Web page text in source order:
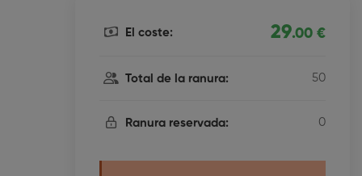
El coste: 29.00 €
Total de la ranura: 50
Ranura reservada: 0